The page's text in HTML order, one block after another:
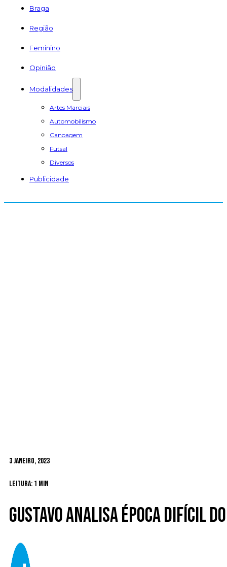
Braga
Região
Feminino
Opinião
Modalidades
Artes Marciais
Automobilismo
Canoagem
Futsal
Diversos
Publicidade
3 Janeiro, 2023
Leitura: 1 min
Gustavo analisa época difícil